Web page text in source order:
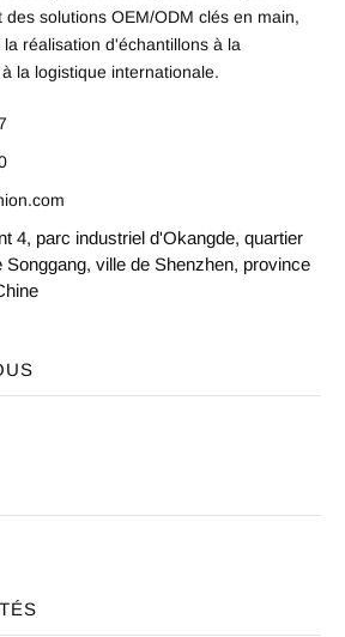
solutions OEM/ODM clés en main,
réalisation d'échantillons à la
la logistique internationale.
4, parc industriel d'Okangde, quartier
Songgang, ville de Shenzhen, province